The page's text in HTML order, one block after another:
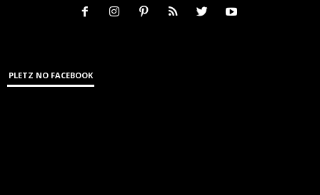
PLETZ NO FACEBOOK